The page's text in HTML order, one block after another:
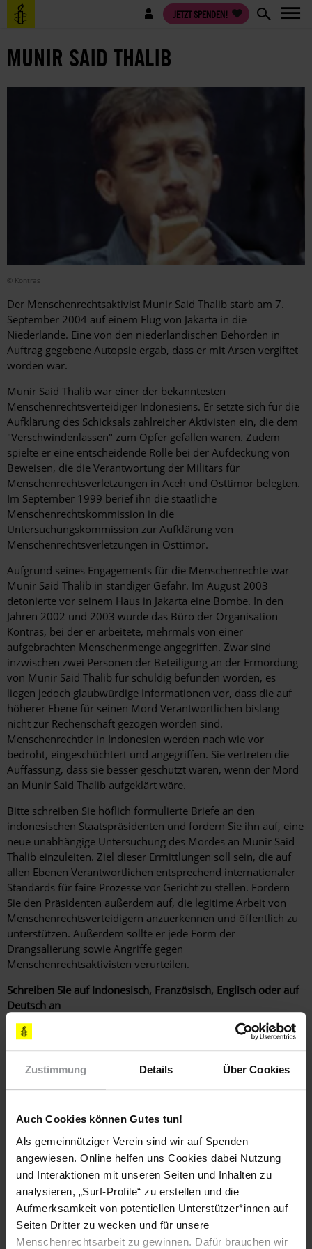
Zustimmung Details Über Cookies
Auch Cookies können Gutes tun!
Als gemeinnütziger Verein sind wir auf Spenden
angewiesen. Online helfen uns Cookies dabei Nutzung
und Interaktionen mit unseren Seiten und Inhalten zu
analysieren, „Surf-Profile“ zu erstellen und die
Aufmerksamkeit von potentiellen Unterstützer*innen auf
Seiten Dritter zu wecken und für unsere
Menschenrechtsarbeit zu gewinnen. Dafür brauchen wir
Direkt
zum
Benutzermenü JETZT SPENDEN!
MUNIR SAID THALIB
© Kontras
Der Menschenrechtsaktivist Munir Said Thalib starb am 7.
September 2004 auf einem Flug von Jakarta in die
Niederlande. Eine von den niederländischen Behörden in
Auftrag gegebene Autopsie ergab, dass er mit Arsen vergiftet
worden war.
Munir Said Thalib war einer der bekanntesten
Menschenrechtsverteidiger Indonesiens. Er setzte sich für die
Aufklärung des Schicksals zahlreicher Aktivisten ein, die dem
"Verschwindenlassen" zum Opfer gefallen waren. Zudem
spielte er eine entscheidende Rolle bei der Aufdeckung von
Beweisen, die die Verantwortung der Militärs für
Menschenrechtsverletzungen in Aceh und Osttimor belegten.
Im September 1999 berief ihn die staatliche
Menschenrechtskommission in die
Untersuchungskommission zur Aufklärung von
Menschenrechtsverletzungen in Osttimor.
Aufgrund seines Engagements für die Menschenrechte war
Munir Said Thalib in ständiger Gefahr. Im August 2003
detonierte vor seinem Haus in Jakarta eine Bombe. In den
Jahren 2002 und 2003 wurde das Büro der Organisation
Kontras, bei der er arbeitete, mehrmals von einer
aufgebrachten Menschenmenge angegriffen. Zwar sind
inzwischen zwei Personen der Beteiligung an der Ermordung
von Munir Said Thalib für schuldig befunden worden, es
liegen jedoch glaubwürdige Informationen vor, dass die auf
höherer Ebene für seinen Mord Verantwortlichen bislang
nicht zur Rechenschaft gezogen worden sind.
Menschenrechtler in Indonesien werden nach wie vor
bedroht, eingeschüchtert und angegriffen. Sie vertreten die
Auffassung, dass sie besser geschützt wären, wenn der Mord
an Munir Said Thalib aufgeklärt wäre.
Bitte schreiben Sie höflich formulierte Briefe an den
indonesischen Staatspräsidenten und fordern Sie ihn auf, eine
neue ­unabhängige Untersuchung des Mordes an Munir Said
Thalib einzuleiten. Ziel dieser Ermittlungen soll sein, die auf
allen Ebenen Verantwortlichen entsprechend internationaler
Standards für faire Prozesse vor Gericht zu stellen. Fordern
Sie den Präsidenten außerdem auf, die legitime Arbeit von
Menschenrechtsverteidigern anzuerkennen und öffentlich zu
unterstützen. Außerdem sollte er jede Form der
Drangsalierung sowie Angriffe gegen
Menschenrechtsaktivisten verurteilen.
Schreiben Sie auf Indonesisch, Französisch, Englisch oder auf
Deutsch an
President Susilo Bambang Yudhoyono
INDONESIEN
Fax: 00 62 - 21 - 345 26 85 oder 21 - 344 27 59 oder 21 - 384
(Standardbrief Luftpost bis 20 g: € 1,70)
Bitte senden Sie eine Kopie Ihres Schreibens an
Botschaft der Republik Indonesien
S.E. Herrn Eddy Pratomo
Lehrter Straße 16–17, 10557 Berlin
Fax: 030 - 44 73 71 42
LÄNDER